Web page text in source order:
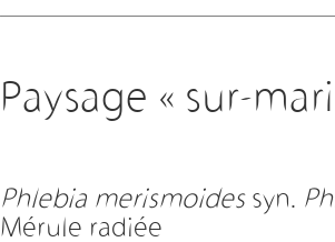
Paysage « sur-
Phlebia merismoidessyn.
Mérule radiée